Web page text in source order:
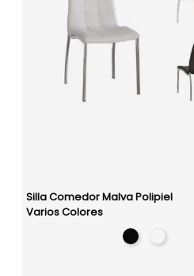
Silla Comedor Malva Polipiel
Varios Colores